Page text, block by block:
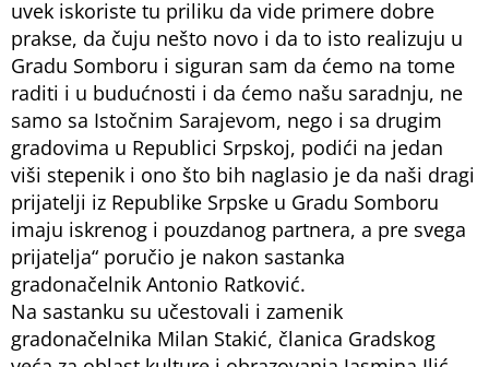
uvek iskoriste tu priliku da vide primere dobre
prakse, da čuju nešto novo i da to isto realizuju u
Gradu Somboru i siguran sam da ćemo na tome
raditi i u budućnosti i da ćemo našu saradnju, ne
samo sa Istočnim Sarajevom, nego i sa drugim
gradovima u Republici Srpskoj, podići na jedan
viši stepenik i ono što bih naglasio je da naši dragi
prijatelji iz Republike Srpske u Gradu Somboru
imaju iskrenog i pouzdanog partnera, a pre svega
prijatelja“ poručio je nakon sastanka
gradonačelnik Antonio Ratković.
Na sastanku su učestovali i zamenik
gradonačelnika Milan Stakić, članica Gradskog